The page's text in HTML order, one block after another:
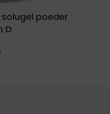
solugel poeder
D